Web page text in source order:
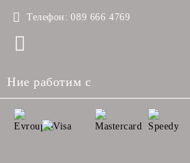
Телефон: 089 666 4769
Ние работим с